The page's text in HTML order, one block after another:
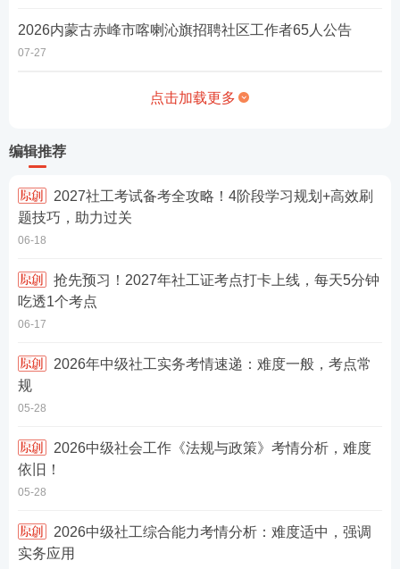
2026内蒙古赤峰市喀喇沁旗招聘社区工作者65人公告
07-27
点击加载更多
编辑推荐
题技巧，助力过关
06-18
吃透1个考点
06-17
规
05-28
依旧！
05-28
实务应用